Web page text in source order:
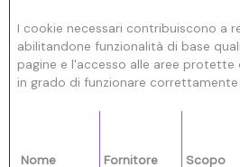
I cookie necessari contribuiscono a
abilitandone funzionalità di base
pagine e l'accesso alle aree protette
in grado di funzionare
Nome Fornitore Scopo